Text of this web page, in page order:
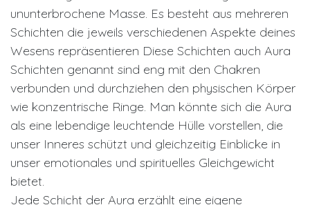
ununterbrochene Masse. Es besteht aus mehreren
Schichten die jeweils verschiedenen Aspekte deines
Wesens repräsentieren Diese Schichten auch Aura
Schichten genannt sind eng mit den Chakren
verbunden und durchziehen den physischen Körper
wie konzentrische Ringe. Man könnte sich die Aura
als eine lebendige leuchtende Hülle vorstellen, die
unser Inneres schützt und gleichzeitig Einblicke in
unser emotionales und spirituelles Gleichgewicht
bietet.
Jede Schicht der Aura erzählt eine eigene